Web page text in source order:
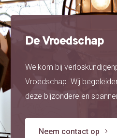
De Vroedschap
Welkom bij
Vroedschap. Wij
deze bijzondere en
Neem contact op